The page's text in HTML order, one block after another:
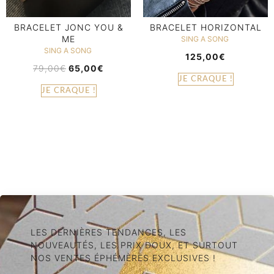
BRACELET JONC YOU &
ME
SING A SONG
79,00€ 65,00€
JE CRAQUE !
BRACELET HORIZONTAL
SING A SONG
125,00€
JE CRAQUE !
LES DERNIÈRES TENDANCES, LES
NOUVEAUTÉS, LES PRIX DOUX, ET SURTOUT
NOS VENTES ÉPHÉMÈRES EXCLUSIVES !